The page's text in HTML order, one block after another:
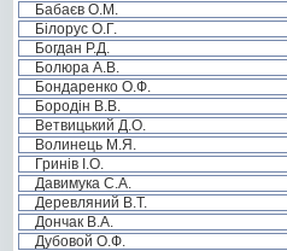
Бабаєв О.М.
Білорус О.Г.
Богдан Р.Д.
Болюра А.В.
Бондаренко О.Ф.
Бородін В.В.
Ветвицький Д.О.
Волинець М.Я.
Гринів І.О.
Давимука С.А.
Деревляний В.Т.
Дончак В.А.
Дубовой О.Ф.